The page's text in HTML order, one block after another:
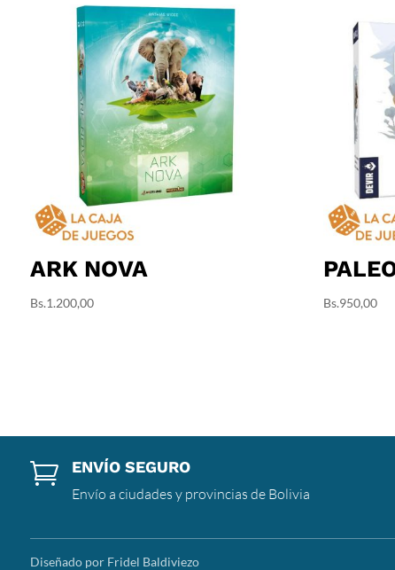
ARK NOVA
Bs.1.200,00 Bs.950,00
 ENVÍO SEGURO
Envío a ciudades y provincias de Bolivia
Diseñado por Fridel Baldiviezo